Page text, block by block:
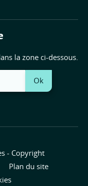
la zone ci-dessous.
Ok
- Copyright
Plan du site